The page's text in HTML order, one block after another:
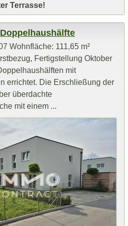
Terrasse!
Wohnfläche: 111,65 m²
Fertigstellung Oktober
mit
errichtet. Die Erschließung der
überdachte
mit einem ...